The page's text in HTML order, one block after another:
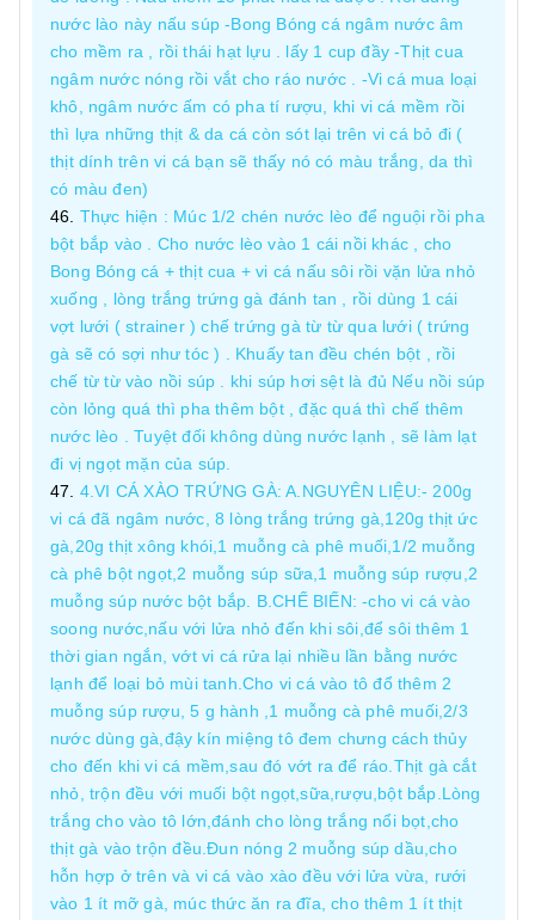
nước lào này nấu súp -Bong Bóng cá ngâm nước âm
cho mềm ra , rồi thái hạt lựu . lấy 1 cup đầy -Thịt cua
ngâm nước nóng rồi vắt cho ráo nước . -Vi cá mua loại
khô, ngâm nước ấm có pha tí rượu, khi vi cá mềm rồi
thì lựa những thịt & da cá còn sót lại trên vi cá bỏ đi (
thịt dính trên vi cá bạn sẽ thấy nó có màu trắng, da thì
có màu đen)
Thực hiện : Múc 1/2 chén nước lèo để nguội rồi pha
bột bắp vào . Cho nước lèo vào 1 cái nồi khác , cho
Bong Bóng cá + thịt cua + vi cá nấu sôi rồi vặn lửa nhỏ
xuống , lòng trắng trứng gà đánh tan , rồi dùng 1 cái
vợt lưới ( strainer ) chế trứng gà từ từ qua lưới ( trứng
gà sẽ có sợi như tóc ) . Khuấy tan đều chén bột , rồi
chế từ từ vào nồi súp . khi súp hơi sệt là đủ Nếu nồi súp
còn lỏng quá thì pha thêm bột , đặc quá thì chế thêm
nước lèo . Tuyệt đối không dùng nước lạnh , sẽ làm lạt
đi vị ngọt mặn của súp.
4.VI CÁ XÀO TRỨNG GÀ: A.NGUYÊN LIỆU:- 200g
vi cá đã ngâm nước, 8 lòng trắng trứng gà,120g thịt ức
gà,20g thịt xông khói,1 muỗng cà phê muối,1/2 muỗng
cà phê bột ngọt,2 muỗng súp sữa,1 muỗng súp rượu,2
muỗng súp nước bột bắp. B.CHẾ BIẾN: -cho vi cá vào
soong nước,nấu với lửa nhỏ đến khi sôi,để sôi thêm 1
thời gian ngắn, vớt vi cá rửa lại nhiều lần bằng nước
lạnh để loại bỏ mùi tanh.Cho vi cá vào tô đổ thêm 2
muỗng súp rượu, 5 g hành ,1 muỗng cà phê muối,2/3
nước dùng gà,đậy kín miệng tô đem chưng cách thủy
cho đến khi vi cá mềm,sau đó vớt ra để ráo.Thịt gà cắt
nhỏ, trộn đều với muối bột ngọt,sữa,rượu,bột bắp.Lòng
trắng cho vào tô lớn,đánh cho lòng trắng nổi bọt,cho
thịt gà vào trộn đều.Đun nóng 2 muỗng súp dầu,cho
hỗn hợp ở trên và vi cá vào xào đều với lửa vừa, rưới
vào 1 ít mỡ gà, múc thức ăn ra đĩa, cho thêm 1 ít thịt